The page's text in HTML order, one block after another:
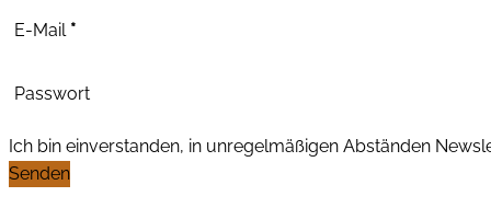
E-Mail *
Passwort
Ich bin einverstanden, in unregelmäßigen Abständen
Senden